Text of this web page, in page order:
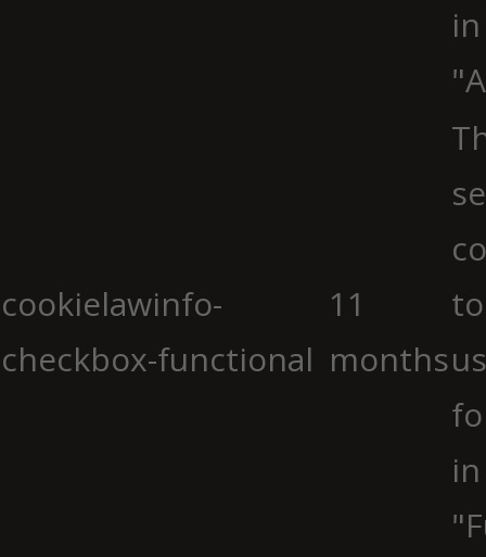
cookielawinfo-
checkbox-functional
11
months